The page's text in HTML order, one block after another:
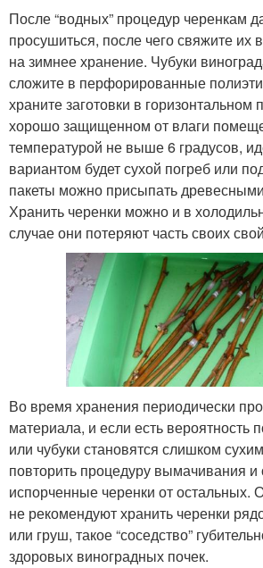
После “водных” процедур черенкам
просушиться, после чего свяжите их
на зимнее хранение. Чубуки
сложите в перфорированные
храните заготовки в горизонтальном
хорошо защищенном от влаги
температурой не выше 6 градусов,
вариантом будет сухой погреб или
пакеты можно присыпать
Хранить черенки можно и в
случае они потеряют часть своих
Во время хранения периодически
материала, и если есть вероятность
или чубуки становятся слишком
повторить процедуру вымачивания и
испорченные черенки от
не рекомендуют хранить черенки
или груш, такое “соседство”
здоровых виноградных почек.